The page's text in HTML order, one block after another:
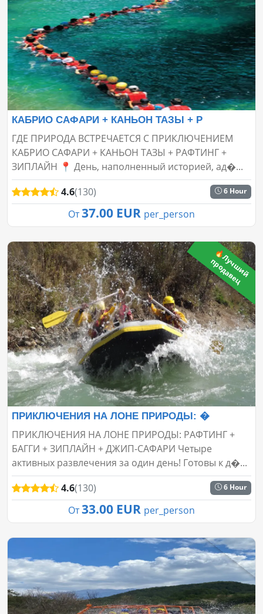
КАБРИО САФАРИ + КАНЬОН ТАЗЫ + Р
ГДЕ ПРИРОДА ВСТРЕЧАЕТСЯ С ПРИКЛЮЧЕНИЕМ
КАБРИО САФАРИ + КАНЬОН ТАЗЫ + РАФТИНГ +
ЗИПЛАЙН 📍 День, наполненный историей, ад�...
4.6(130) 6 Hour
От37.00 EUR per_person
🔥
Л
у
ч
ш
и
й
п
р
о
д
а
в
е
ц
ПРИКЛЮЧЕНИЯ НА ЛОНЕ ПРИРОДЫ: �
ПРИКЛЮЧЕНИЯ НА ЛОНЕ ПРИРОДЫ: РАФТИНГ +
БАГГИ + ЗИПЛАЙН + ДЖИП-САФАРИ Четыре
активных развлечения за один день! Готовы к д�...
4.6(130) 6 Hour
От33.00 EUR per_person